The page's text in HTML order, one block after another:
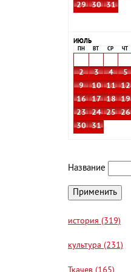
29
30 31
ИЮЛЬ
ПН ВТ СР ЧТ
2
3 4 5
9
10 11 12
16
17 18 19
23
24 25 26
30
31
Название
история (319)
культура (231)
Ткачев (165)